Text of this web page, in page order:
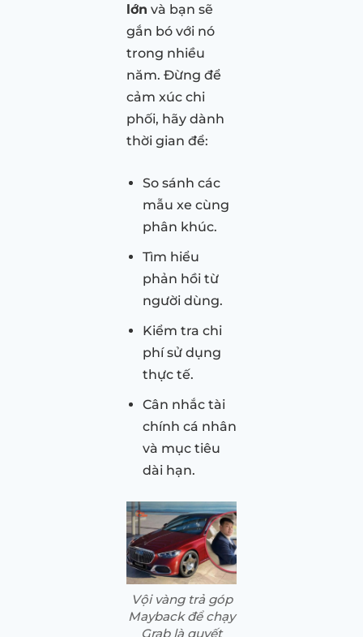
lớn và bạn sẽ
gắn bó với nó
trong nhiều
năm. Đừng để
cảm xúc chi
phối, hãy dành
thời gian để:
So sánh các
mẫu xe cùng
phân khúc.
Tìm hiểu
phản hồi từ
người dùng.
Kiểm tra chi
phí sử dụng
thực tế.
Cân nhắc tài
chính cá nhân
và mục tiêu
dài hạn.
Vội vàng trả góp
Mayback để chạy
Grab là quyết